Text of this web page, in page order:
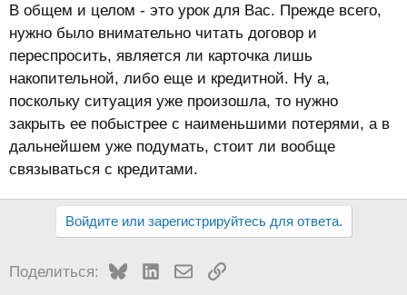
коллекторов с требованием погасить кредит по
накопительной карточке!!! В телефонном режиме мне
сказали, что это был кредитный договор и кредитные
средства переводились на карточку. Что тут делать? Я
так понимаю, что они не отвяжутся. Но это же была
накопительная, а не кредитная карта!!! Как можно
отстоять свою правоту?
В общем и целом - это урок для Вас. Прежде всего,
нужно было внимательно читать договор и
переспросить, является ли карточка лишь
накопительной, либо еще и кредитной. Ну а,
поскольку ситуация уже произошла, то нужно
закрыть ее побыстрее с наименьшими потерями, а в
дальнейшем уже подумать, стоит ли вообще
связываться с кредитами.
Войдите или зарегистрируйтесь для ответа.
Поделиться: BlueskyLinkedInЭлектронная почта
Ссылка